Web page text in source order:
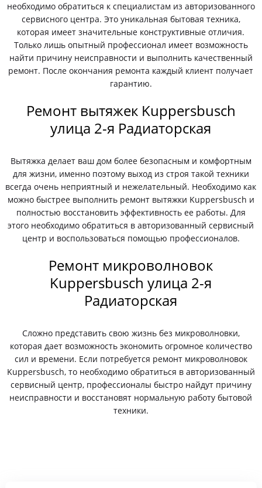
необходимо обратиться к специалистам из авторизованного
сервисного центра. Это уникальная бытовая техника,
которая имеет значительные конструктивные отличия.
Только лишь опытный профессионал имеет возможность
найти причину неисправности и выполнить качественный
ремонт. После окончания ремонта каждый клиент получает
гарантию.
Ремонт вытяжек Kuppersbusch
улица 2-я Радиаторская
Вытяжка делает ваш дом более безопасным и комфортным
для жизни, именно поэтому выход из строя такой техники
всегда очень неприятный и нежелательный. Необходимо как
можно быстрее выполнить ремонт вытяжки Kuppersbusch и
полностью восстановить эффективность ее работы. Для
этого необходимо обратиться в авторизованный сервисный
центр и воспользоваться помощью профессионалов.
Ремонт микроволновок
Kuppersbusch улица 2-я
Радиаторская
Сложно представить свою жизнь без микроволновки,
которая дает возможность экономить огромное количество
сил и времени. Если потребуется ремонт микроволновок
Kuppersbusch, то необходимо обратиться в авторизованный
сервисный центр, профессионалы быстро найдут причину
неисправности и восстановят нормальную работу бытовой
техники.